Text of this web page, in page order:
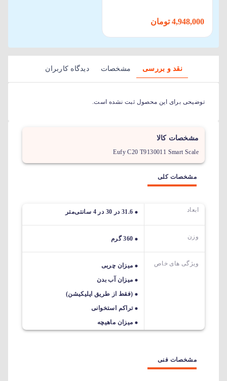
نقد و بررسی مشخصات دیدگاه کاربران
توضیحی برای این محصول ثبت نشده است.
مشخصات کالا
Eufy C20 T9130011 Smart Scale
مشخصات کلی
ابعاد 31.6 در 30 در 4 سانتی‌متر
وزن 360 گرم
ویژگی های خاص
میزان چربی
میزان آب بدن
(فقط از طریق اپلیکیشن)
تراکم استخوانی
میزان ماهیچه
مشخصات فنی